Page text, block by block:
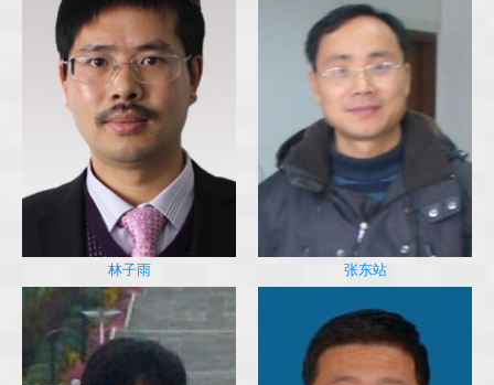
林子雨 张东站